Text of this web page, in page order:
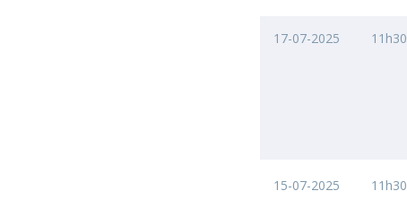
17-07-2025 11h30
15-07-2025 11h30